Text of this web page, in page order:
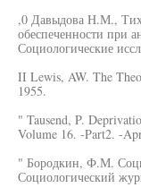
,0 Давыдова Н.М.,
обеспеченности при
Социологические
II Lewis, AW. The
1955.
" Tausend, P.
Volume 16. -Part2. -
" Бородкин, Ф.М.
Социологический